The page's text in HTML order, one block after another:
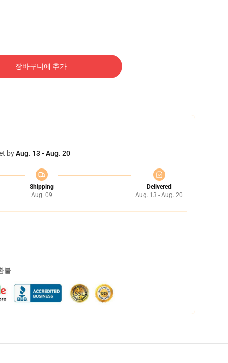
장바구니에 추가
byAug. 13 - Aug. 20
Shipping
Aug. 09
Delivered
Aug. 13 - Aug. 20
불